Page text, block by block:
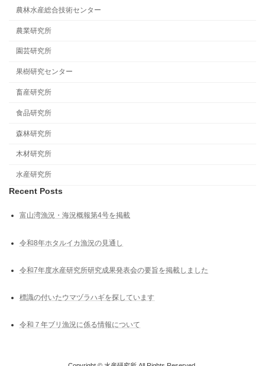
農林水産総合技術センター
農業研究所
園芸研究所
果樹研究センター
畜産研究所
食品研究所
森林研究所
木材研究所
水産研究所
Recent Posts
富山湾漁況・海況概報第4号を掲載
令和8年ホタルイカ漁況の見通し
令和7年度水産研究所研究成果発表会の要旨を掲載しました
標識の付いたウマヅラハギを探しています
令和７年ブリ漁況に係る情報について